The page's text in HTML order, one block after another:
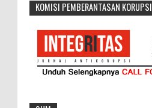
KOMISI PEMBERANTASAN KORUPSI